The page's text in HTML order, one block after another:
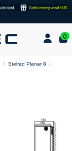
0
Stelrad Planar 8